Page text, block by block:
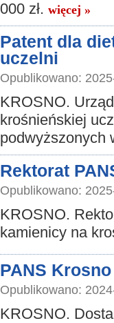
000 zł. więcej »
Patent dla
uczelni
Opublikowano:
KROSNO.
krośnieńskiej
podwyższonych
Rektorat
Opublikowano:
KROSNO.
kamienicy na
PANS
Opublikowano:
KROSNO.